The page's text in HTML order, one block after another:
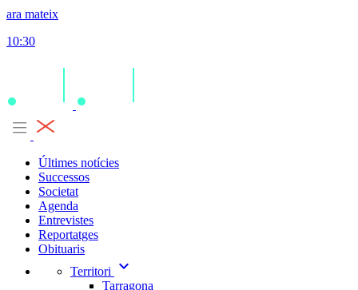
ara mateix
10:30
Últimes notícies
Successos
Societat
Agenda
Entrevistes
Reportatges
Obituaris
Territori
expand_more
Tarragona